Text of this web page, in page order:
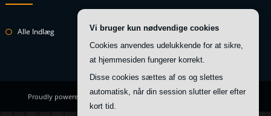
Alle Indlæg
Proudly powered byWordPress| Theme: HoneyBeeby SpiceThemes
Vi bruger kun nødvendige cookies
Cookies anvendes udelukkende for at sikre,
at hjemmesiden fungerer korrekt.
Disse cookies sættes af os og slettes
automatisk, når din session slutter eller efter
kort tid.